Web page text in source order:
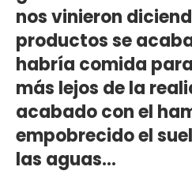
nos vinieron
productos se
habría comida
más lejos de la
acabado con el
empobrecido el
las aguas…